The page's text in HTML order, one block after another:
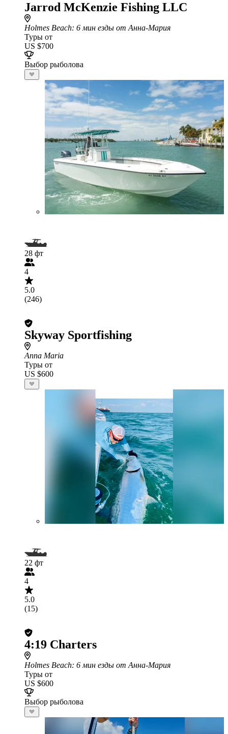
Jarrod McKenzie Fishing LLC
Holmes Beach: 6 мин езды от Анна-Мария
Туры от
US $700
Выбор рыболова
28 фт
4
5.0
(246)
Skyway Sportfishing
Anna Maria
Туры от
US $600
22 фт
4
5.0
(15)
4:19 Charters
Holmes Beach: 6 мин езды от Анна-Мария
Туры от
US $600
Выбор рыболова